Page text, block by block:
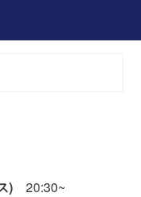
) 20:30~